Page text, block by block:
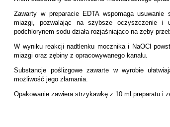
Zawarty w preparacie EDTA wspomaga usuwanie
miazgi, pozwalając na szybsze oczyszczenie i
podchlorynem sodu działa rozjaśniająco na zęby
W wyniku reakcji nadtlenku mocznika i NaOCl
miazgi oraz zębiny z opracowywanego kanału.
Substancje poślizgowe zawarte w wyrobie
możliwość jego złamania.
Opakowanie zawiera strzykawkę z 10 ml preparatu i